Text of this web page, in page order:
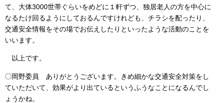
て、大体3000世帯ぐらいをめどに１軒ずつ、独居老人の方を中心に
なるたけ回るようにしておるんですけれども、チラシを配ったり、
交通安全情報をその場でお伝えしたりといったような活動のことを
いいます。
以上です。
〇岡野委員 ありがとうございます。きめ細かな交通安全対策をし
ていただいて、効果がより出ているというふうなことになるんでし
ょうかね。